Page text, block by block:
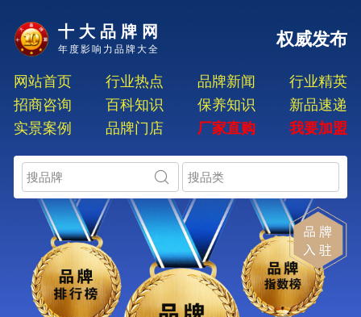
十大品牌网
年度影响力品牌大全
权威发布
网站首页 行业热点 品牌新闻
行业精英
招商咨询
百科知识 保养知识
新品速递
实景案例
品牌门店 厂家直购 我要加盟